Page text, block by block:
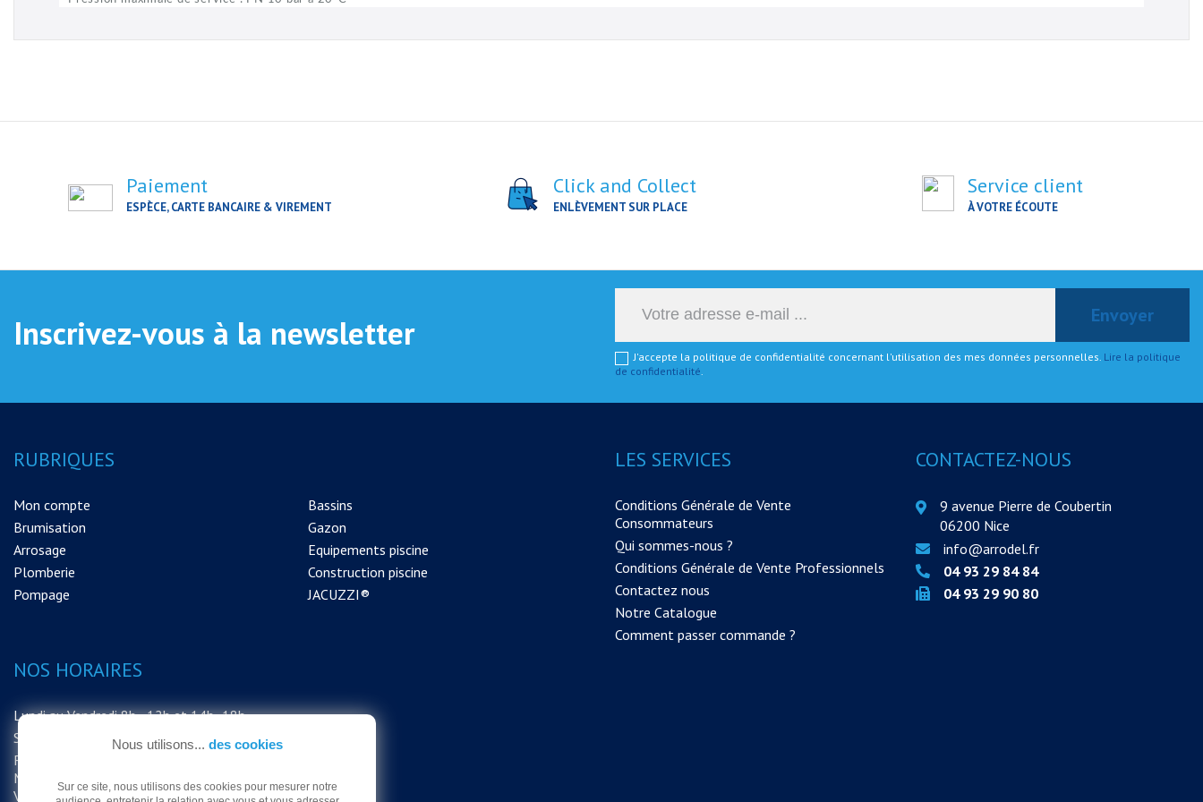
Paiement
ESPÈCE, CARTE BANCAIRE & VIREMENT
Click and Collect
ENLÈVEMENT SUR PLACE
Service client
À VOTRE ÉCOUTE
Inscrivez-vous à la newsletter
J'accepte la politique de confidentialité concernant l'utilisation des mes données personnelles. Lire la politique
de confidentialité
RUBRIQUES
Mon compte
Brumisation
Arrosage
Plomberie
Pompage
Bassins
Gazon
Equipements piscine
Construction piscine
JACUZZI®
LES SERVICES
Conditions Générale de Vente
Consommateurs
Qui sommes-nous ?
Conditions Générale de Vente Professionnels
Contactez nous
Notre Catalogue
Comment passer commande ?
NOS HORAIRES
Lundi au Vendredi 8h - 12h et 14h -18h
Samedi 8h - 12h
FERMETURE EXCEPTIONNELLE DU
MAGASIN LE SAMEDI 15 AOUT MERCI DE
VOTRE COMPRÉHENSION
CONTACTEZ-NOUS
9 avenue Pierre de Coubertin
06200 Nice
info@arrodel.fr
04 93 29 84 84
04 93 29 90 80
Nous utilisons... des cookies
Sur ce site, nous utilisons des cookies pour mesurer notre